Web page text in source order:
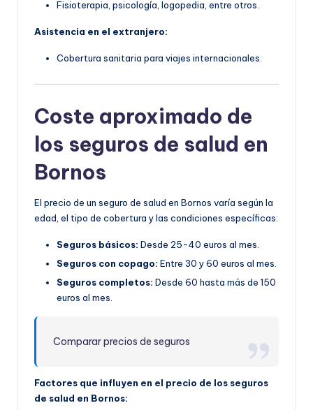
Fisioterapia, psicología, logopedia, entre otros.
Asistencia en el extranjero:
Cobertura sanitaria para viajes internacionales.
Coste aproximado de
los seguros de salud en
Bornos
El precio de un seguro de salud en Bornos varía según la
edad, el tipo de cobertura y las condiciones específicas:
Seguros básicos: Desde 25-40 euros al mes.
Seguros con copago: Entre 30 y 60 euros al mes.
Seguros completos: Desde 60 hasta más de 150
euros al mes.
Comparar precios de seguros
Factores que influyen en el precio de los seguros
de salud en Bornos: